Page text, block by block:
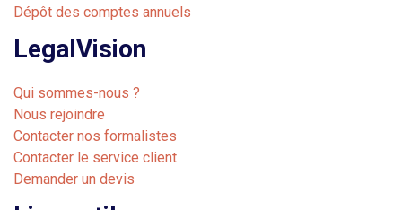
Dépôt des comptes annuels
LegalVision
Qui sommes-nous ?
Nous rejoindre
Contacter nos formalistes
Contacter le service client
Demander un devis